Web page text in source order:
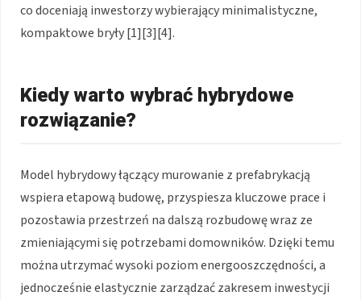
co doceniają inwestorzy wybierający minimalistyczne,
kompaktowe bryły [1][3][4].
Kiedy warto wybrać hybrydowe
rozwiązanie?
Model hybrydowy łączący murowanie z prefabrykacją
wspiera etapową budowę, przyspiesza kluczowe prace i
pozostawia przestrzeń na dalszą rozbudowę wraz ze
zmieniającymi się potrzebami domowników. Dzięki temu
można utrzymać wysoki poziom energooszczędności, a
jednocześnie elastycznie zarządzać zakresem inwestycji